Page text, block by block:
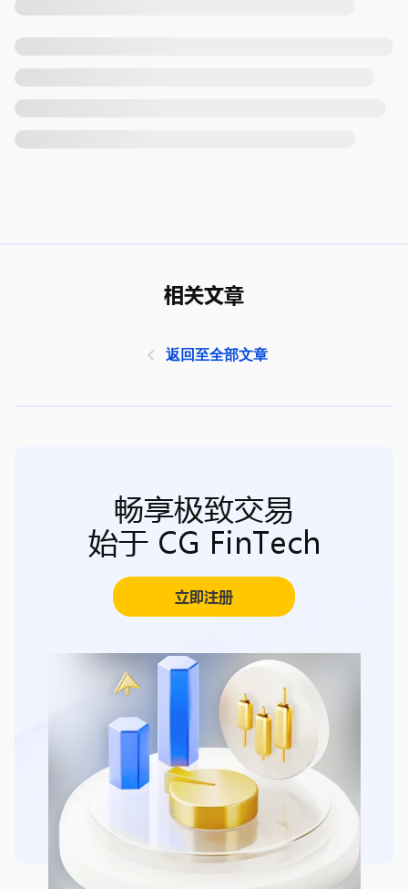
相关文章
返回至全部文章
畅享极致交易
始于 CG FinTech
立即注册